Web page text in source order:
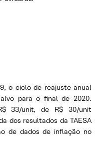
o ciclo de reajuste anual
para o final de 2020.
33/unit, de R$ 30/unit
dos resultados da TAESA
de dados de inflação no